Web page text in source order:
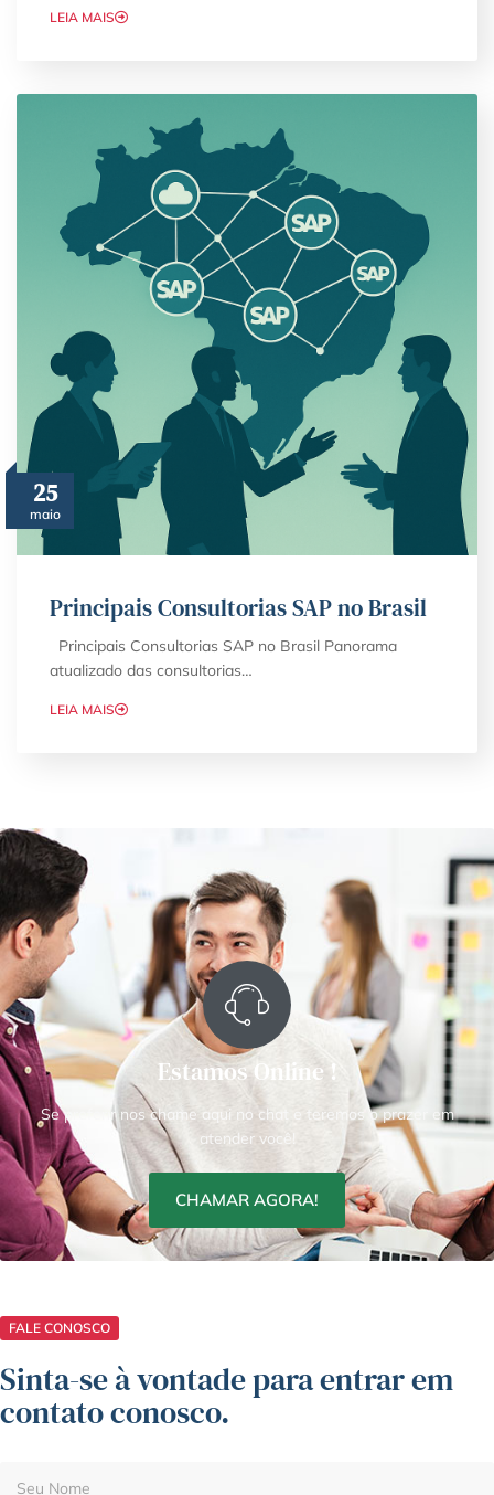
LEIA MAIS
25
maio
Principais Consultorias SAP no Brasil
Principais Consultorias SAP no Brasil Panorama
atualizado das consultorias…
LEIA MAIS
Estamos Online !
Se preferir nos chame aqui no chat e teremos o prazer em
atender você!
CHAMAR AGORA!
FALE CONOSCO
Sinta-se à vontade para entrar em
contato conosco.